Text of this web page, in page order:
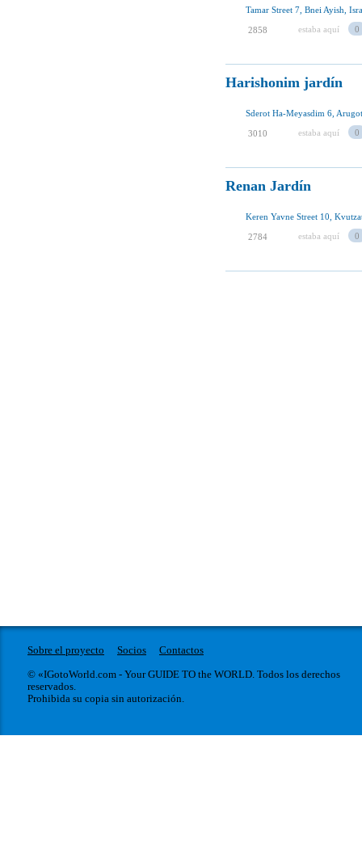
Tamar Street 7, Bnei Ayish,
2858 estaba aquí 0
Harishonim jardín
Sderot Ha-Meyasdim 6,
3010 estaba aquí 0
Renan Jardín
Keren Yavne Street 10,
2784 estaba aquí 0
Sobre el proyecto Socios
Contactos
© «IGotoWorld.com - Your GUIDE TO the WORLD. Todos los derechos
reservados.
Prohibida su copia sin autorización.